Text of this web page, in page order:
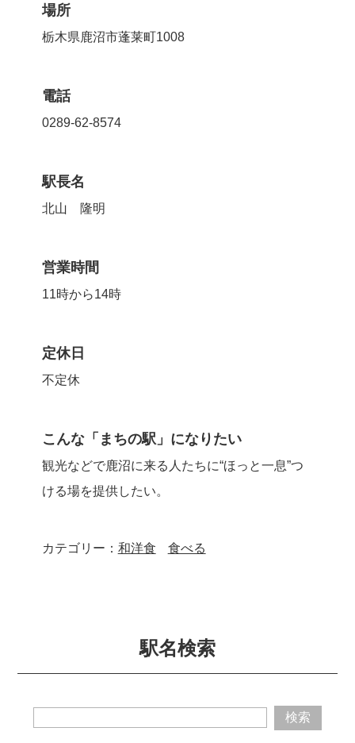
場所
栃木県鹿沼市蓬莱町1008
電話
0289-62-8574
駅長名
北山 隆明
営業時間
11時から14時
定休日
不定休
こんな「まちの駅」になりたい
観光などで鹿沼に来る人たちに“ほっと一息”つ
ける場を提供したい。
カテゴリー： 和洋食 食べる
駅名検索